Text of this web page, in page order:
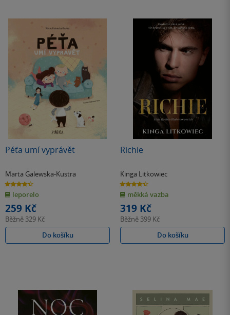
Péťa umí vyprávět
Marta Galewska-Kustra
4.5
z
5
hvězdiček
leporelo
259 Kč
Běžně 329 Kč
Do košíku
Richie
Kinga Litkowiec
4.5
z
5
hvězdiček
měkká vazba
319 Kč
Běžně 399 Kč
Do košíku